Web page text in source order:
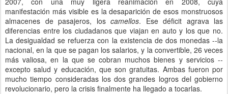
manifestación más visible es la desaparición de esos monstruosos
almacenes de pasajeros, los camellos. Ese déficit agrava las
diferencias entre los ciudadanos que viajan en auto y los que no.
La desigualdad se refuerza con la existencia de dos monedas --la
nacional, en la que se pagan los salarios, y la convertible, 26 veces
más valiosa, en la que se cobran muchos bienes y servicios --
excepto salud y educación, que son gratuitas. Ambas fueron por
mucho tiempo consideradas los dos grandes logros del gobierno
revolucionario, pero la crisis finalmente ha llegado a tocarlas.